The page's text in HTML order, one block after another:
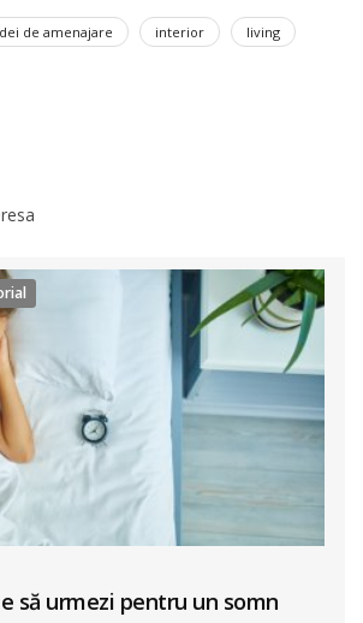
de amenajare interior
living
să urmezi pentru un somn